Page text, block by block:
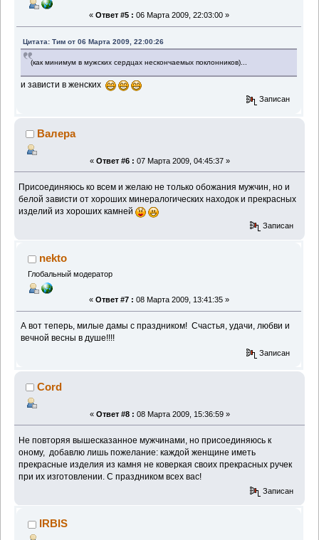
« Ответ #5 : 06 Марта 2009, 22:03:00 »
Цитата: Тим от 06 Марта 2009, 22:00:26
(как минимум в мужских сердцах нескончаемых поклонников)...
и зависти в женских
Записан
Валера
« Ответ #6 : 07 Марта 2009, 04:45:37 »
Присоединяюсь ко всем и желаю не только обожания мужчин, но и
белой зависти от хороших минералогических находок и прекрасных
изделий из хороших камней
Записан
nekto
Глобальный модератор
« Ответ #7 : 08 Марта 2009, 13:41:35 »
А вот теперь, милые дамы с праздником! Счастья, удачи, любви и
вечной весны в душе!!!!
Записан
Cord
« Ответ #8 : 08 Марта 2009, 15:36:59 »
Не повторяя вышесказанное мужчинами, но присоединяюсь к
оному, добавлю лишь пожелание: каждой женщине иметь
прекрасные изделия из камня не коверкая своих прекрасных ручек
при их изготовлении. С праздником всех вас!
Записан
IRBIS